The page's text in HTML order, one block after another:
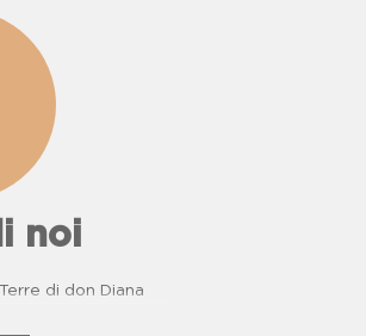
noi
di don Diana